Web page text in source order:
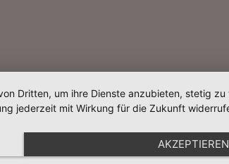
Dritten, um ihre Dienste anzubieten, stetig
jederzeit mit Wirkung für die Zukunft
AKZEPTIEREN